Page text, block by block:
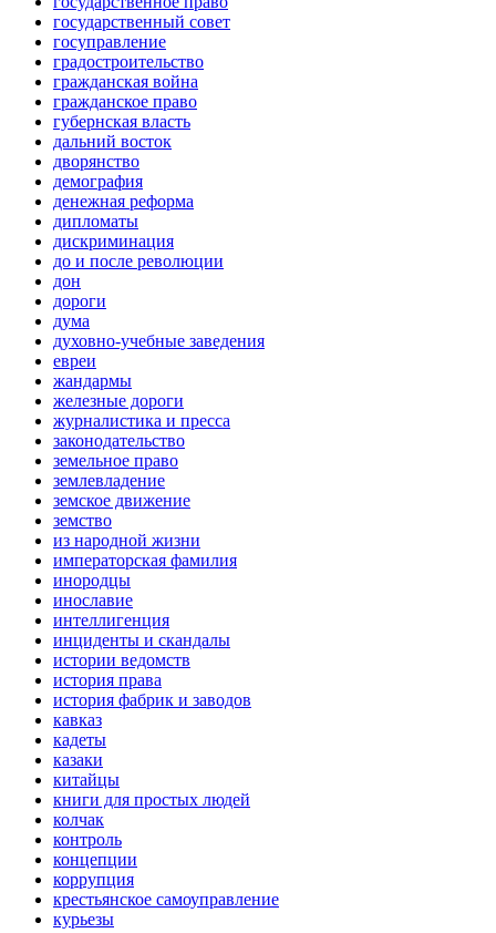
государственный совет
госуправление
градостроительство
гражданская война
гражданское право
губернская власть
дальний восток
дворянство
демография
денежная реформа
дипломаты
дискриминация
до и после революции
дон
дороги
дума
духовно-учебные заведения
евреи
жандармы
железные дороги
журналистика и пресса
законодательство
земельное право
землевладение
земское движение
земство
из народной жизни
императорская фамилия
инородцы
инославие
интеллигенция
инциденты и скандалы
истории ведомств
история права
история фабрик и заводов
кавказ
кадеты
казаки
китайцы
книги для простых людей
колчак
контроль
концепции
коррупция
крестьянское самоуправление
курьезы